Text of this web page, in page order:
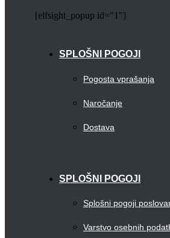
[elfsight_popup id="1"]
SPLOŠNI POGOJI
Pogosta vprašanja
Naročanje
Dostava
SPLOŠNI POGOJI
Splošni pogoji
Varstvo osebnih